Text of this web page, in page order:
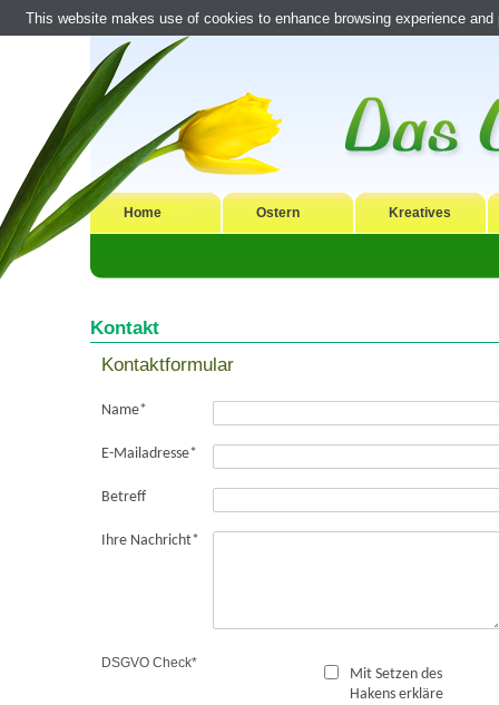
Home Ostern Kreatives
Kontakt
Kontaktformular
Name*
E-Mailadresse*
Betreff
Ihre Nachricht*
DSGVO Check*
Mit Setzen des
Hakens erkläre
This website makes use of cookies to enhance browsing experience